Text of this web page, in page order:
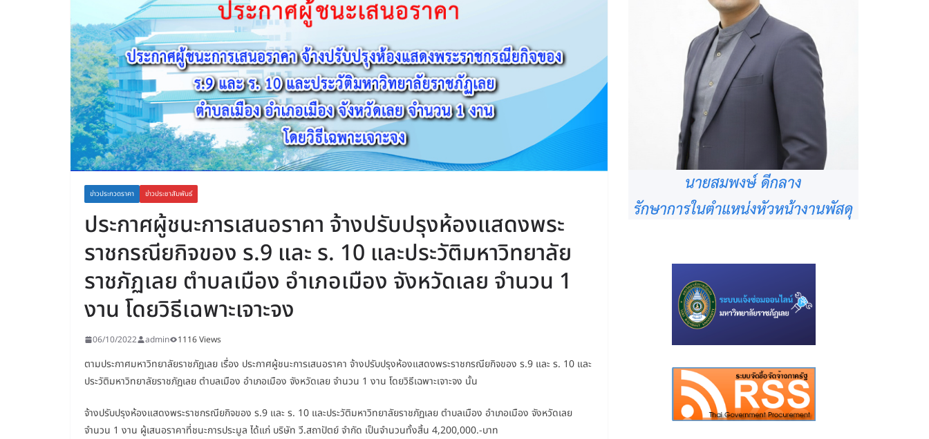
ข่าวประกวดราคา ข่าวประชาสัมพันธ์
ประกาศผู้ชนะการเสนอราคา จ้างปรับปรุงห้องแสดงพระ
ราชกรณียกิจของ ร.9 และ ร. 10 และประวัติมหาวิทยาลัย
ราชภัฏเลย ตำบลเมือง อำเภอเมือง จังหวัดเลย จำนวน 1
งาน โดยวิธีเฉพาะเจาะจง
06/10/2022 admin 1116 Views
ตามประกาศมหาวิทยาลัยราชภัฏเลย เรื่อง ประกาศผู้ชนะการเสนอราคา จ้างปรับปรุงห้องแสดงพระราชกรณียกิจของ ร.9 และ ร. 10 และ
ประวัติมหาวิทยาลัยราชภัฏเลย ตำบลเมือง อำเภอเมือง จังหวัดเลย จำนวน 1 งาน โดยวิธีเฉพาะเจาะจง นั้น
จ้างปรับปรุงห้องแสดงพระราชกรณียกิจของ ร.9 และ ร. 10 และประวัติมหาวิทยาลัยราชภัฏเลย ตำบลเมือง อำเภอเมือง จังหวัดเลย
จำนวน 1 งาน ผู้เสนอราคาที่ชนะการประมูล ได้แก่ บริษัท วี.สถาปัตย์ จำกัด เป็นจำนวนทั้งสิ้น 4,200,000.-บาท